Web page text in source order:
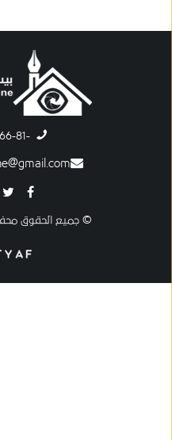
-8-288-66-81(972)
© جميع الحقوق